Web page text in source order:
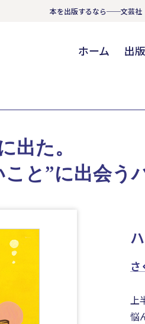
本を出版するなら──文芸社
ホーム 出
さ
出た。
と”に出会う
上
悩